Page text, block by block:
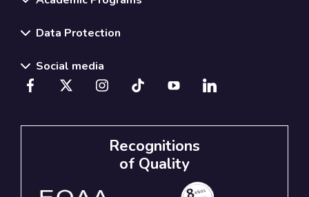
Data Protection
Social media
Recognitions
of Quality